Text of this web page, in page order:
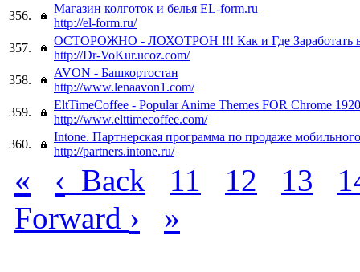
356.
Магазин колготок и белья EL-form.ru
http://el-form.ru/
357.
ОСТОРОЖНО - ЛОХОТРОН !!! Как и Где Заработать в
http://Dr-VoKur.ucoz.com/
358.
AVON - Башкортостан
http://www.lenaavon1.com/
359.
EltTimeCoffee - Popular Anime Themes FOR Chrome
http://www.elttimecoffee.com/
360.
Intone. Партнерская программа по продаже
http://partners.intone.ru/
« ‹ Back 11 12 13
Forward › »